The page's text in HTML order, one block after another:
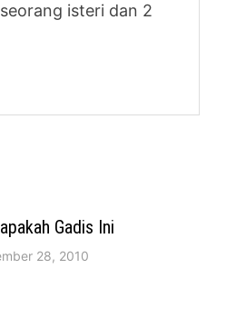
isteri dan 2
Gadis Ini
28, 2010